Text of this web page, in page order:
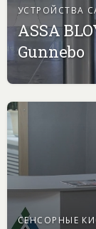
УСТРОЙСТВА
ASSA
Gunnebo
СЕНСОРНЫЕ